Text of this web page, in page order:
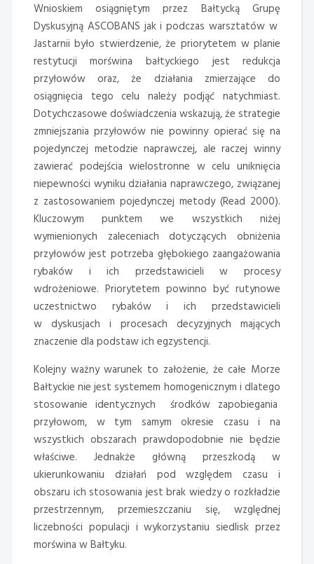
Wnioskiem osiągniętym przez Bałtycką Grupę
Dyskusyjną ASCOBANS jak i podczas warsztatów w
Jastarnii było stwierdzenie, że priorytetem w planie
restytucji morświna bałtyckiego jest redukcja
przyłowów oraz, że działania zmierzające do
osiągnięcia tego celu należy podjąć natychmiast.
Dotychczasowe doświadczenia wskazują, że strategie
zmniejszania przyłowów nie powinny opierać się na
pojedynczej metodzie naprawczej, ale raczej winny
zawierać podejścia wielostronne w celu uniknięcia
niepewności wyniku działania naprawczego, związanej
z zastosowaniem pojedynczej metody (Read 2000).
Kluczowym punktem we wszystkich niżej
wymienionych zaleceniach dotyczących obniżenia
przyłowów jest potrzeba głębokiego zaangażowania
rybaków i ich przedstawicieli w procesy
wdrożeniowe. Priorytetem powinno być rutynowe
uczestnictwo rybaków i ich przedstawicieli
w dyskusjach i procesach decyzyjnych mających
znaczenie dla podstaw ich egzystencji.
Kolejny ważny warunek to założenie, że całe Morze
Bałtyckie nie jest systemem homogenicznym i dlatego
stosowanie identycznych środków zapobiegania
przyłowom, w tym samym okresie czasu i na
wszystkich obszarach prawdopodobnie nie będzie
właściwe. Jednakże główną przeszkodą w
ukierunkowaniu działań pod względem czasu i
obszaru ich stosowania jest brak wiedzy o rozkładzie
przestrzennym, przemieszczaniu się, względnej
liczebności populacji i wykorzystaniu siedlisk przez
morświna w Bałtyku.